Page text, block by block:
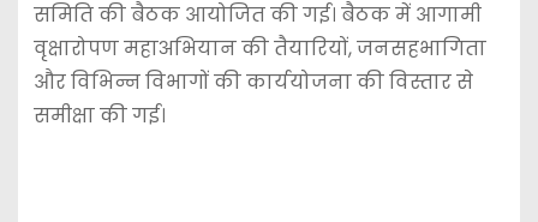
समिति की बैठक आयोजित की गई। बैठक में आगामी
वृक्षारोपण महाअभियान की तैयारियों, जनसहभागिता
और विभिन्न विभागों की कार्ययोजना की विस्तार से
समीक्षा की गई।